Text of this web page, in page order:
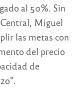
al 50%. Sin
Miguel
las metas con
del precio
de